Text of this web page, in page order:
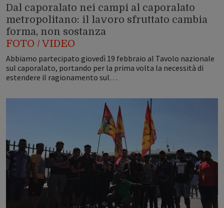
Dal caporalato nei campi al caporalato
metropolitano: il lavoro sfruttato cambia
forma, non sostanza
FOTO / VIDEO
Abbiamo partecipato giovedì 19 febbraio al Tavolo nazionale
sul caporalato, portando per la prima volta la necessità di
estendere il ragionamento sul…